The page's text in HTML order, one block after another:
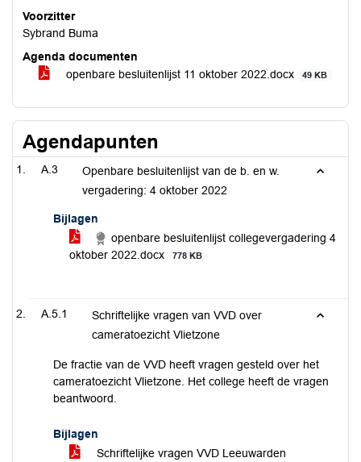
Voorzitter
Sybrand Buma
Agenda documenten
openbare besluitenlijst 11 oktober 2022.docx
49 KB
Agendapunten
A.3
Openbare besluitenlijst van de b. en w.
vergadering: 4 oktober 2022
Bijlagen
openbare besluitenlijst collegevergadering 4
oktober 2022.docx
778 KB
A.5.1
Schriftelijke vragen van VVD over
cameratoezicht Vlietzone
De fractie van de VVD heeft vragen gesteld over het
cameratoezicht Vlietzone. Het college heeft de vragen
beantwoord.
Bijlagen
Schriftelijke vragen VVD Leeuwarden